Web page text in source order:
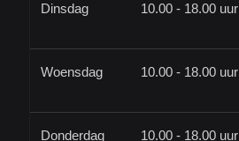
Dinsdag 10.00 - 18.00 uur
Woensdag 10.00 - 18.00 uur
Donderdag 10.00 - 18.00 uur